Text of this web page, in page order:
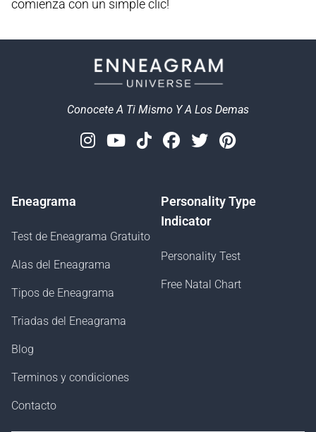
comienza con un simple clic!
Conocete A Ti Mismo Y A Los Demas
Instagram
Youtube
TiktokFacebook
TwitterPinterest
Eneagrama
Test de Eneagrama Gratuito
Alas del Eneagrama
Tipos de Eneagrama
Triadas del Eneagrama
Blog
Terminos y condiciones
Contacto
Personality Type
Indicator
Personality Test
Free Natal Chart